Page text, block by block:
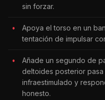
sin forzar.
Apoya el torso en un
tentación de impulsar
Añade un segundo de
deltoides posterior pasa
infraestimulado y
honesto.